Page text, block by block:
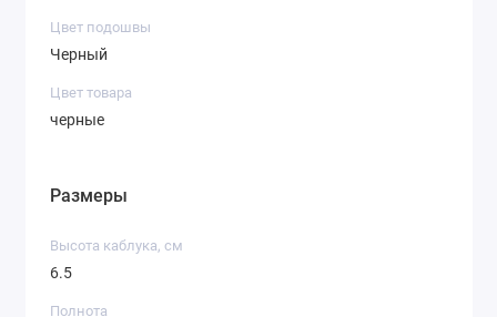
Цвет подошвы
Черный
Цвет товара
черные
Размеры
Высота каблука, см
6.5
Полнота